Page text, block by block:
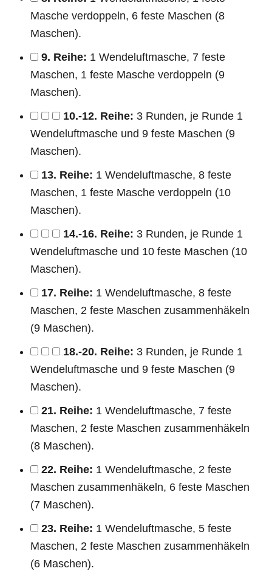
Masche verdoppeln, 6 feste Maschen (8
Maschen).
9. Reihe: 1 Wendeluftmasche, 7 feste
Maschen, 1 feste Masche verdoppeln (9
Maschen).
10.-12. Reihe: 3 Runden, je Runde 1
Wendeluftmasche und 9 feste Maschen (9
Maschen).
13. Reihe: 1 Wendeluftmasche, 8 feste
Maschen, 1 feste Masche verdoppeln (10
Maschen).
14.-16. Reihe: 3 Runden, je Runde 1
Wendeluftmasche und 10 feste Maschen (10
Maschen).
17. Reihe: 1 Wendeluftmasche, 8 feste
Maschen, 2 feste Maschen zusammenhäkeln
(9 Maschen).
18.-20. Reihe: 3 Runden, je Runde 1
Wendeluftmasche und 9 feste Maschen (9
Maschen).
21. Reihe: 1 Wendeluftmasche, 7 feste
Maschen, 2 feste Maschen zusammenhäkeln
(8 Maschen).
22. Reihe: 1 Wendeluftmasche, 2 feste
Maschen zusammenhäkeln, 6 feste Maschen
(7 Maschen).
23. Reihe: 1 Wendeluftmasche, 5 feste
Maschen, 2 feste Maschen zusammenhäkeln
(6 Maschen).